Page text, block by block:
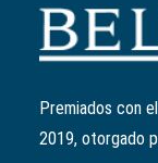
Premiados con
2019, otorgado